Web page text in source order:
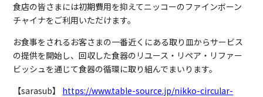
食店の皆さまには初期費用を抑えてニッコーのファインボーン
チャイナをご利用いただけます。
お食事をされるお客さまの一番近くにある取り皿からサービス
の提供を開始し、回収した食器のリユース・リペア・リファー
ビッシュを通じて食器の循環に取り組んでまいります。
【sarasub】 https://www.table-source.jp/nikko-circular-